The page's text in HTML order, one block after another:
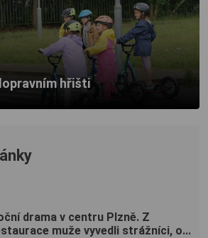
hřišti
drama v centru Plzně. Z
muže vyvedli strážníci, o...